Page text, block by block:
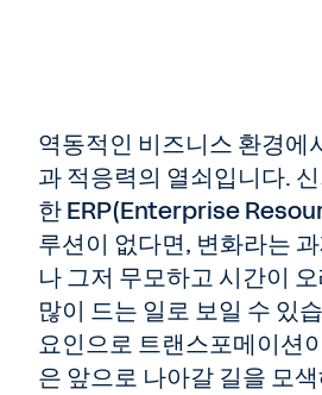
역동적인 비즈니스 환경에
과 적응력의 열쇠입니다.
한 ERP(Enterprise
루션이 없다면, 변화라는
나 그저 무모하고 시간이
많이 드는 일로 보일 수 있
요인으로 트랜스포메이션
은 앞으로 나아갈 길을 모